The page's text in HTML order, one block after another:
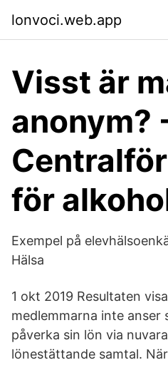
lonvoci.web.app
Visst är
anonym?
för
Exempel på
Hälsa
1 okt 2019 Resultaten
medlemmarna inte anser
påverka sin lön via
lönestättande samtal.